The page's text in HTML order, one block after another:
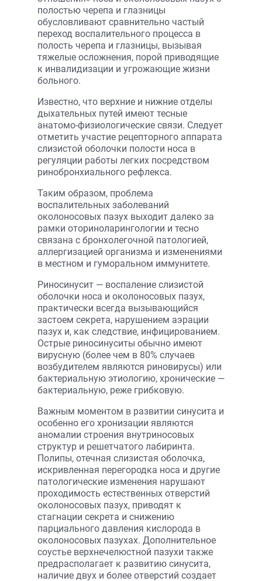
полостью черепа и глазницы
обусловливают сравнительно частый
переход воспалительного процесса в
полость черепа и глазницы, вызывая
тяжелые осложнения, порой приводящие
к инвалидизации и угрожающие жизни
больного.
Известно, что верхние и нижние отделы
дыхательных путей имеют тесные
анатомо-физиологические связи. Следует
отметить участие рецепторного аппарата
слизистой оболочки полости носа в
регуляции работы легких посред­ством
ринобронхиального рефлекса.
Таким образом, проблема
воспалительных заболеваний
околоносовых пазух выходит далеко за
рамки оториноларингологии и тесно
связана с бронхолегочной патологией,
аллергизацией организма и изменениями
в местном и гуморальном иммунитете.
Риносинусит — воспаление слизистой
оболочки носа и околоносовых пазух,
практически всегда вызывающийся
застоем секрета, нарушением аэрации
пазух и, как следствие, инфицированием.
Острые риносинуситы обычно имеют
вирусную (более чем в 80% случаев
возбудителем являются риновирусы) или
бактериальную этиологию, хронические —
бактериальную, реже грибковую.
Важным моментом в развитии синусита и
особенно его хронизации являются
аномалии строения внутриносовых
структур и решетчатого лабиринта.
Полипы, отечная слизистая оболочка,
искривленная перегородка носа и другие
патологические изменения нарушают
проходимость естественных отверстий
околоносовых пазух, приводят к
стагнации секрета и снижению
парциального давления кислорода в
околоносовых пазухах. Дополнительное
соустье верхнечелюстной пазухи также
предрасполагает к развитию синусита,
наличие двух и более отверстий создает